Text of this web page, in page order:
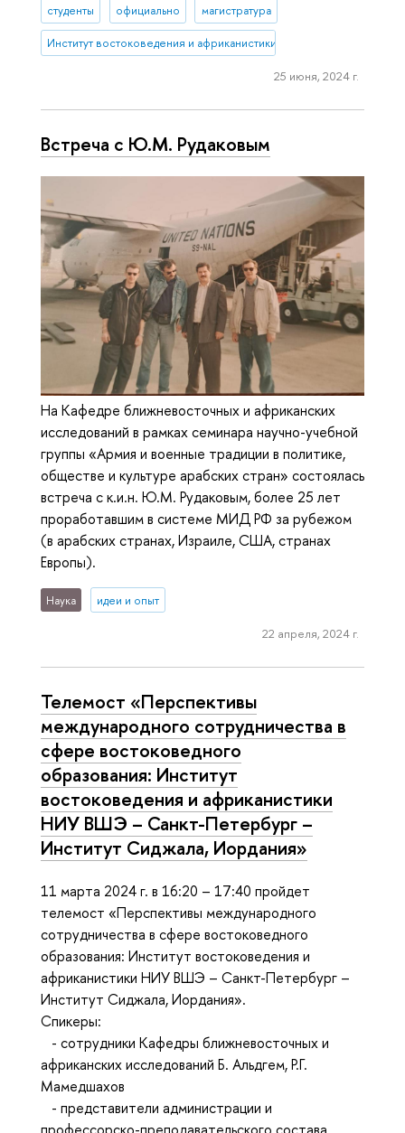
студенты официально магистратура
Институт востоковедения и африканистики
25 июня, 2024 г.
Встреча с Ю.М. Рудаковым
На Кафедре ближневосточных и африканских
исследований в рамках семинара научно-учебной
группы «Армия и военные традиции в политике,
обществе и культуре арабских стран» состоялась
встреча с к.и.н. Ю.М. Рудаковым, более 25 лет
проработавшим в системе МИД РФ за рубежом
(в арабских странах, Израиле, США, странах
Европы).
Наука идеи и опыт
22 апреля, 2024 г.
Телемост «Перспективы
международного сотрудничества в
сфере востоковедного
образования: Институт
востоковедения и африканистики
НИУ ВШЭ – Санкт-Петербург –
Институт Сиджала, Иордания»
11 марта 2024 г. в 16:20 – 17:40 пройдет
телемост «Перспективы международного
сотрудничества в сфере востоковедного
образования: Институт востоковедения и
африканистики НИУ ВШЭ – Санкт-Петербург –
Институт Сиджала, Иордания».
Спикеры:
- сотрудники Кафедры ближневосточных и
африканских исследований Б. Альдгем, Р.Г.
Мамедшахов
- представители администрации и